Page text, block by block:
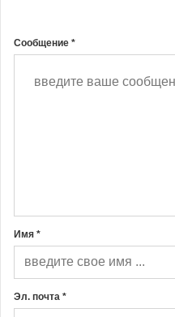
Сообщение *
Имя *
Эл. почта *